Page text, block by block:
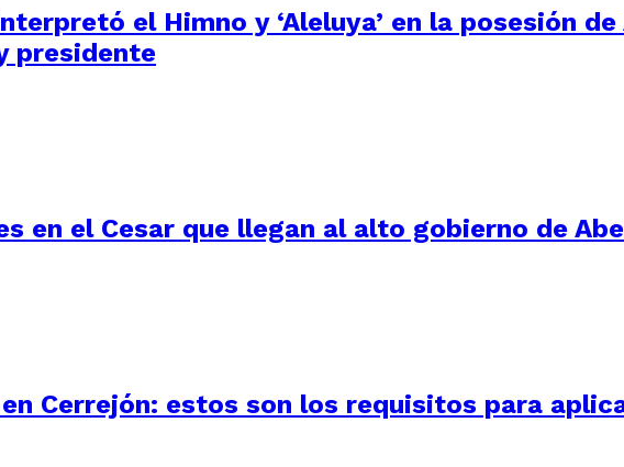
el Himno y ‘Aleluya’ en la posesión
presidente
en el Cesar que llegan al alto gobierno de
Cerrejón: estos son los requisitos para